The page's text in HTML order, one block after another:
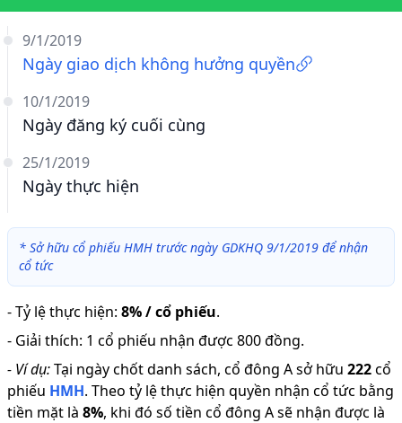
9/1/2019
Ngày giao dịch không hưởng quyền
10/1/2019
Ngày đăng ký cuối cùng
25/1/2019
Ngày thực hiện
* Sở hữu cổ phiếu HMH trước ngày GDKHQ 9/1/2019 để nhận
cổ tức
-Tỷ lệ thực hiện: 8% / cổ phiếu.
- Giải thích: 1 cổ phiếu nhận được 800 đồng.
- Ví dụ:Tại ngày chốt danh sách, cổ đông A sở hữu 222cổ
phiếu HMH. Theo tỷ lệ thực hiện quyền nhận cổ tức bằng
tiền mặt là 8%, khi đó số tiền cổ đông A sẽ nhận được là